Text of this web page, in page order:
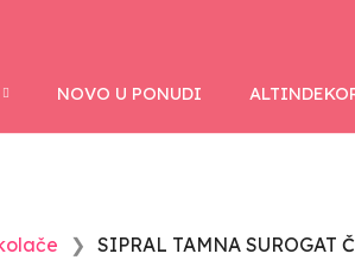
NOVO U PONUDI
SIPRAL TAMNA SUROGAT